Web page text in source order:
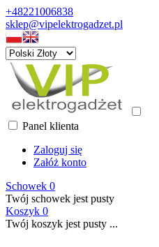
+48221006838
sklep@vipelektrogadzet.pl
Panel klienta
Zaloguj się
Załóż konto
Schowek 0
Twój schowek jest pusty
Koszyk 0
Twój koszyk jest pusty ...